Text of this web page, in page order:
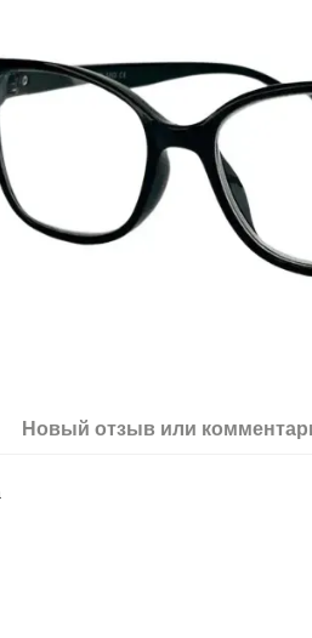
Новый отзыв или